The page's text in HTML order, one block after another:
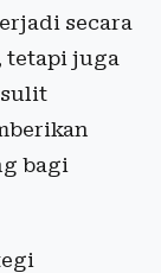
secara
tetapi juga
bagi